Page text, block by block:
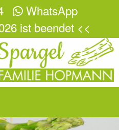
WhatsApp
ist beendet <<